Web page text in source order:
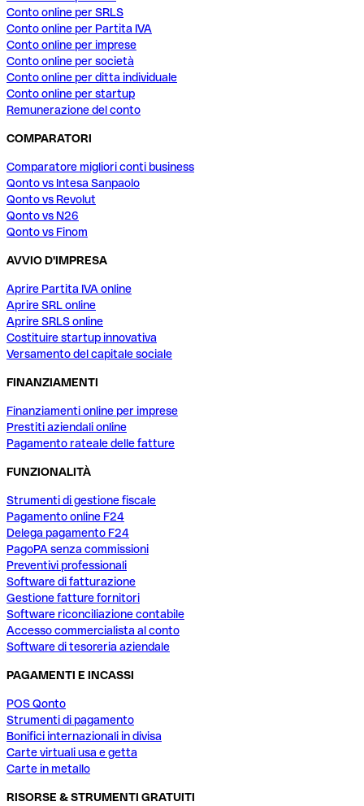
Conto online per SRLS
Conto online per Partita IVA
Conto online per imprese
Conto online per società
Conto online per ditta individuale
Conto online per startup
Remunerazione del conto
COMPARATORI
Comparatore migliori conti business
Qonto vs Intesa Sanpaolo
Qonto vs Revolut
Qonto vs N26
Qonto vs Finom
AVVIO D'IMPRESA
Aprire Partita IVA online
Aprire SRL online
Aprire SRLS online
Costituire startup innovativa
Versamento del capitale sociale
FINANZIAMENTI
Finanziamenti online per imprese
Prestiti aziendali online
Pagamento rateale delle fatture
FUNZIONALITÀ
Strumenti di gestione fiscale
Pagamento online F24
Delega pagamento F24
PagoPA senza commissioni
Preventivi professionali
Software di fatturazione
Gestione fatture fornitori
Software riconciliazione contabile
Accesso commercialista al conto
Software di tesoreria aziendale
PAGAMENTI E INCASSI
POS Qonto
Strumenti di pagamento
Bonifici internazionali in divisa
Carte virtuali usa e getta
Carte in metallo
RISORSE & STRUMENTI GRATUITI